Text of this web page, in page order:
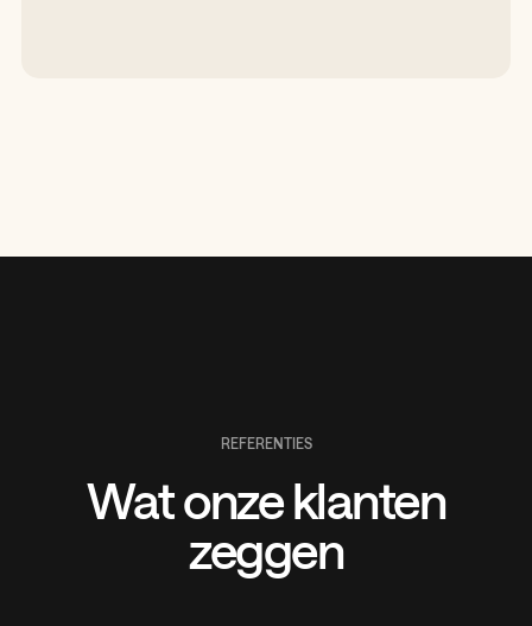
REFERENTIES
Wat onze klanten
zeggen